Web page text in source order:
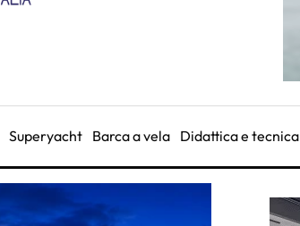
Superyacht Barca a vela Didattica e tecnica